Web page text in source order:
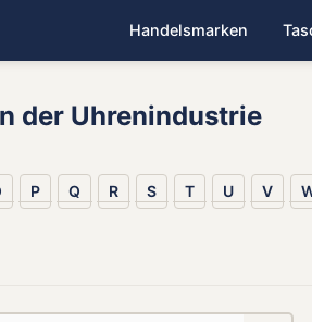
Handelsmarken
der Uhrenindustrie
P Q R S T U V